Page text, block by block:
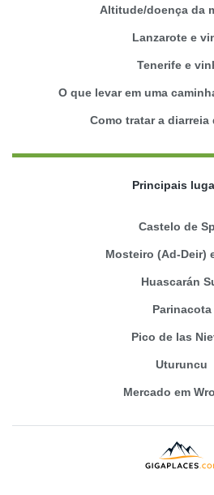
Altitude/doença da
Lanzarote e
Tenerife e
O que levar em uma
Como tratar a diarreia
Principais
Castelo de
Mosteiro (Ad-Deir)
Huascarán
Parinacota
Pico de las
Uturuncu
Mercado em